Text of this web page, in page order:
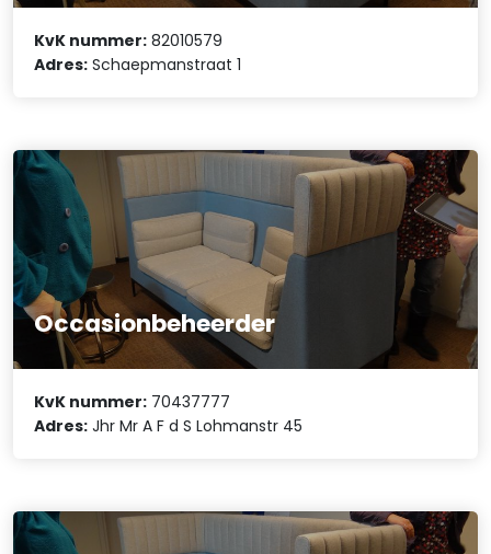
KvK nummer: 82010579
Adres: Schaepmanstraat 1
Occasionbeheerder
KvK nummer: 70437777
Adres: Jhr Mr A F d S Lohmanstr 45